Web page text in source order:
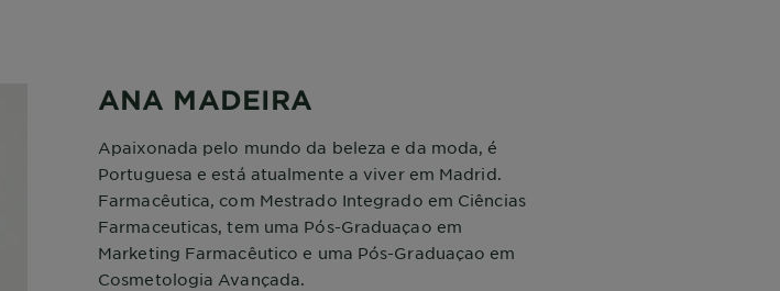
ANA MADEIRA
Apaixonada pelo mundo da beleza e da moda, é
Portuguesa e está atualmente a viver em Madrid.
Farmacêutica, com Mestrado Integrado em Ciências
Farmaceuticas, tem uma Pós-Graduaçao em
Marketing Farmacêutico e uma Pós-Graduaçao em
Cosmetologia Avançada.